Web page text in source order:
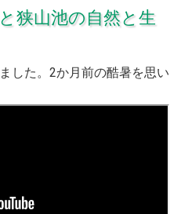
狭山池の自然と生
した。2か月前の酷暑を思い